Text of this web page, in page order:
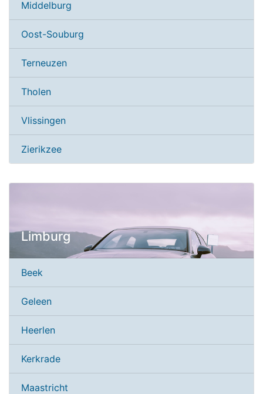
Middelburg
Oost-Souburg
Terneuzen
Tholen
Vlissingen
Zierikzee
Limburg
Beek
Geleen
Heerlen
Kerkrade
Maastricht